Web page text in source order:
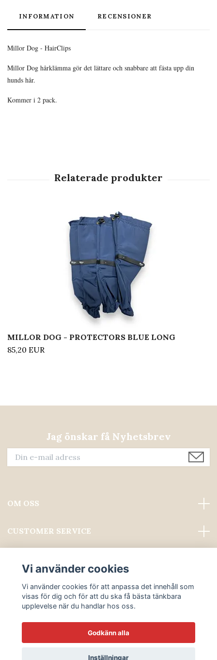
INFORMATION RECENSIONER
Millor Dog - HairClips
Millor Dog hårklämma gör det lättare och snabbare att fästa upp din
hunds hår.
Kommer i 2 pack.
MILLOR DOG - PROTECTORS BLUE LONG
85,20 EUR
Jag önskar få Nyhetsbrev
OM OSS
CUSTOMER SERVICE
Sociala medier
© 2026 ALWAYS PROFESSIONAL GROOMING
Vi använder cookies
Vi använder cookies för att anpassa det innehåll som
visas för dig och för att du ska få bästa tänkbara
upplevelse när du handlar hos oss.
Godkänn alla
Inställningar